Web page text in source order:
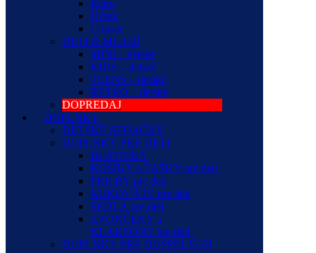
Retro
Urban
Cruiser
DETI & MLADÍ
MINI – detské
KIDS – detské
TEENS – detské
RETRO – detské
DOPREDAJ
DOPLNKY
DETSKÉ SEDAČKY
DOPLNKY PRE DETI
BLATNÍKY
KOŠÍKY a TAŠKY pre deti
PRILBY pre deti
RUKOVÄTE pre deti
SEDLÁ pre deti
ZVONČEKY a
KLAKSÓNY pre deti
DOPLNKY PRE DOSPELÝCH